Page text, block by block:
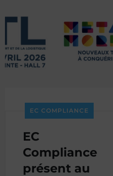
EC COMPLIANCE
EC
Compliance
présent au